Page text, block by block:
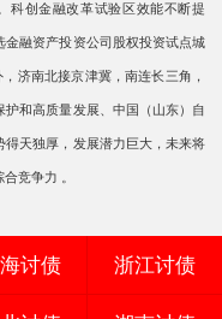
科创金融改革试验区效能不断提
融资产投资公司股权投资试点城
济南北接京津冀，南连长三角，
和高质量发展、中国（山东）自
天独厚，发展潜力巨大，未来将
竞争力 。
讨债 浙江讨债